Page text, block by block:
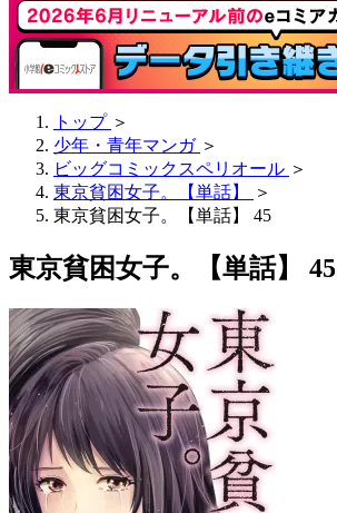
トップ ＞
少年・青年マンガ ＞
ビッグコミックスペリオール ＞
東京貧困女子。【単話】
＞
東京貧困女子。【単話】 45
東京貧困女子。【単話】 45